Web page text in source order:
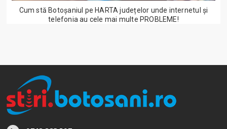
Cum stă Botoșaniul pe HARTA județelor unde internetul și
telefonia au cele mai multe PROBLEME!